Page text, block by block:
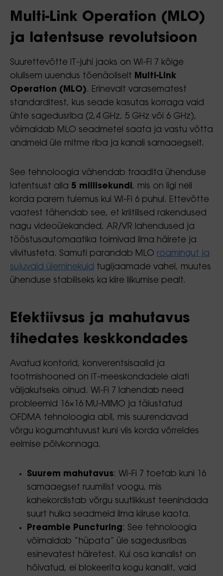
Multi-Link Operation (MLO)
ja latentsuse revolutsioon
Suurettevõtte IT-juhi jaoks on Wi-Fi 7 kõige
olulisem uuendus tõenäoliselt Multi-Link
Operation (MLO). Erinevalt varasematest
standarditest, kus seade kasutas korraga vaid
ühte sagedusriba (2,4 GHz, 5 GHz või 6 GHz),
võimaldab MLO seadmetel saata ja vastu võtta
andmeid üle mitme riba ja kanali samaaegselt.
See tehnoloogia vähendab traadita ühenduse
latentsust alla 5 millisekundi , mis on ligi neli
korda parem tulemus kui Wi-Fi 6 puhul. Ettevõtte
vaatest tähendab see, et kriitilised rakendused
nagu videoülekanded, AR/VR lahendused ja
tööstusautomaatika toimivad ilma häirete ja
viivitusteta. Samuti parandab MLO roamingut ja
sujuvaid üleminekuid tugijaamade vahel, muutes
ühenduse stabiilseks ka kiire liikumise pealt.
Efektiivsus ja mahutavus
tihedates keskkondades
Avatud kontorid, konverentsisaalid ja
tootmishooned on IT-meeskondadele alati
väljakutseks olnud. Wi-Fi 7 lahendab need
probleemid 16×16 MU-MIMO ja täiustatud
OFDMA tehnoloogia abil, mis suurendavad
võrgu kogumahtuvust kuni viis korda võrreldes
eelmise põlvkonnaga.
Suurem mahutavus: Wi-Fi 7 toetab kuni 16
samaaegset ruumilist voogu, mis
kahekordistab võrgu suutlikkust teenindada
suurt hulka seadmeid ilma kiiruse kaota.
Preamble Puncturing: See tehnoloogia
võimaldab “hüpata” üle sagedusribas
esinevatest häiretest. Kui osa kanalist on
hõivatud, ei blokeerita kogu kanalit, vaid